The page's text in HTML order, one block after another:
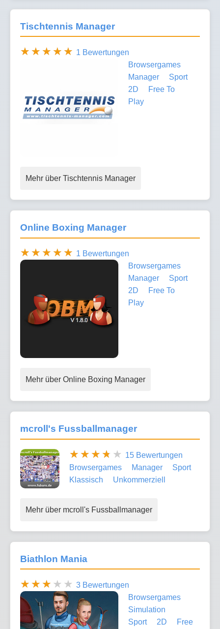
Tischtennis Manager
1 Bewertungen
Browsergames
Manager
Sport
2D
Free To
Play
Mehr über Tischtennis Manager
Online Boxing Manager
1 Bewertungen
Browsergames
Manager
Sport
2D
Free To
Play
Mehr über Online Boxing Manager
mcroll's Fussballmanager
15 Bewertungen
Browsergames
Manager
Sport
Klassisch
Unkommerziell
Mehr über mcroll's Fussballmanager
Biathlon Mania
3 Bewertungen
Browsergames
Simulation
Sport
2D
Free